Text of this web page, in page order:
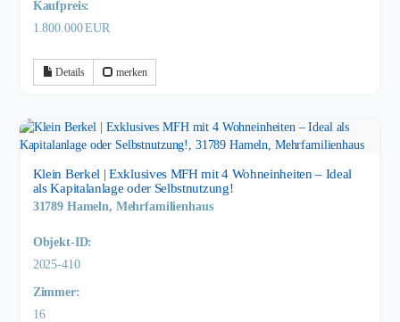
Kaufpreis:
1.800.000 EUR
Details merken
Klein Berkel | Exklusives MFH mit 4 Wohneinheiten – Ideal
als Kapitalanlage oder Selbstnutzung!
31789 Hameln, Mehrfamilienhaus
Objekt-ID:
2025-410
Zimmer:
16